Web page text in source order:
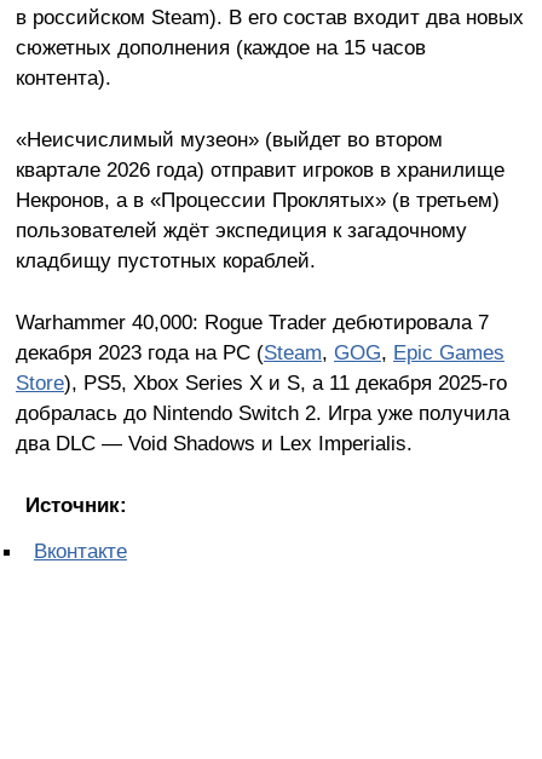
в российском Steam). В его состав входит два новых
сюжетных дополнения (каждое на 15 часов
контента).
«Неисчислимый музеон» (выйдет во втором
квартале 2026 года) отправит игроков в хранилище
Некронов, а в «Процессии Проклятых» (в третьем)
пользователей ждёт экспедиция к загадочному
кладбищу пустотных кораблей.
Warhammer 40,000: Rogue Trader дебютировала 7
декабря 2023 года на PC (Steam, GOG, Epic Games
Store), PS5, Xbox Series X и S, а 11 декабря 2025-го
добралась до Nintendo Switch 2. Игра уже получила
два DLC — Void Shadows и Lex Imperialis.
Источник:
Вконтакте